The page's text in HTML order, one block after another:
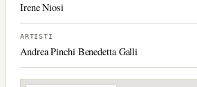
Irene Niosi
ARTISTI
Andrea Pinchi Benedetta Galli